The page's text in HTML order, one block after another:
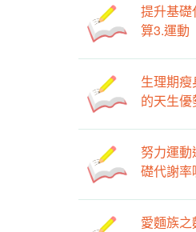
提升基礎
算3.運動
生理期
的天生優
努力運
礎代謝率
愛麵族